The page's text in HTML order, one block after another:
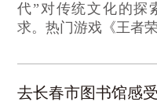
代”对传统文化的探
求。热门游戏《王者
去长春市图书馆感